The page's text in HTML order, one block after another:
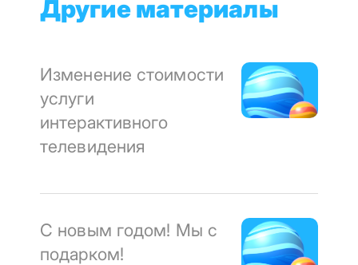
Другие материалы
Изменение стоимости
услуги
интерактивного
телевидения
С новым годом! Мы с
подарком!